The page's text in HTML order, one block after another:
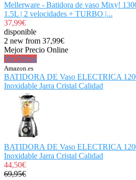
Mellerware - Batidora de vaso Mixy!
1.5L | 2 velocidades + TURBO |...
37,99€
disponible
2 new from 37,99€
Mejor Precio Online
Ver Oferta
Amazon.es
BATIDORA DE Vaso ELECTRICA
Inoxidable Jarra Cristal Calidad
BATIDORA DE Vaso ELECTRICA
Inoxidable Jarra Cristal Calidad
44,50€
69,95€